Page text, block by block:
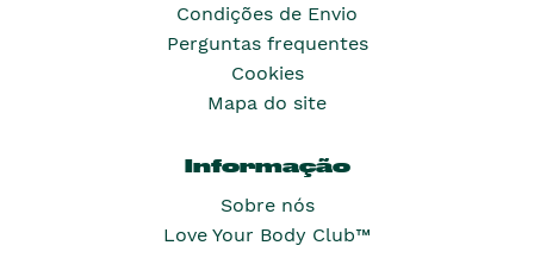
Condições de Envio
Perguntas frequentes
Cookies
Mapa do site
Informação
Sobre nós
Love Your Body Club™